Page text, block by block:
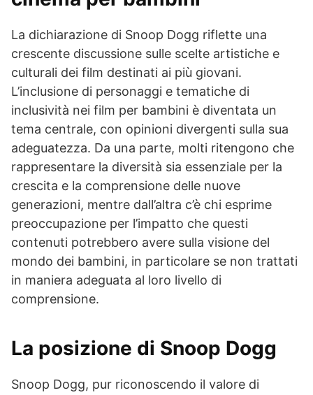
La dichiarazione di Snoop Dogg riflette una
crescente discussione sulle scelte artistiche e
culturali dei film destinati ai più giovani.
L’inclusione di personaggi e tematiche di
inclusività nei film per bambini è diventata un
tema centrale, con opinioni divergenti sulla sua
adeguatezza. Da una parte, molti ritengono che
rappresentare la diversità sia essenziale per la
crescita e la comprensione delle nuove
generazioni, mentre dall’altra c’è chi esprime
preoccupazione per l’impatto che questi
contenuti potrebbero avere sulla visione del
mondo dei bambini, in particolare se non trattati
in maniera adeguata al loro livello di
comprensione.
La posizione di Snoop Dogg
Snoop Dogg, pur riconoscendo il valore di